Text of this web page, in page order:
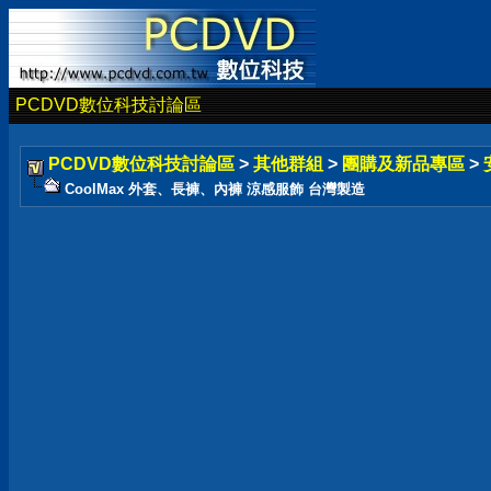
PCDVD數位科技討論區
PCDVD數位科技討論區 > 其他群組 > 團購及新品專區 >
CoolMax 外套、長褲、內褲 涼感服飾 台灣製造